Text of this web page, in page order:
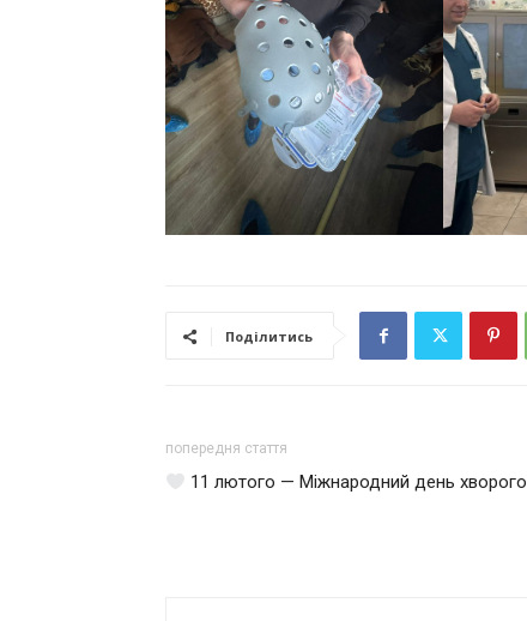
Поділитись
попередня стаття
11 лютого — Міжнародний день хворого